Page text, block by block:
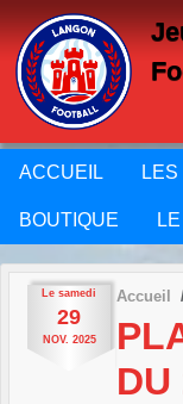
ACCUEIL
BOUTIQUE
Le samedi
29
NOV. 2025
Accueil
DU
Panneau de gestion